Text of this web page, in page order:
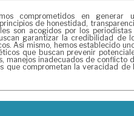
comprometidos en generar
de honestidad,
son acogidos por los periodistas
garantizar la credibilidad de
Así mismo, hemos establecido
que buscan prevenir
manejos inadecuados de conflicto
que comprometan la veracidad de